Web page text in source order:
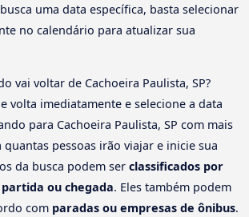
uma data específica, basta selecionar
no calendário para atualizar sua
vai voltar de Cachoeira Paulista, SP?
volta imediatamente e selecione a data
para Cachoeira Paulista, SP com mais
quantas pessoas irão viajar e inicie sua
da busca podem ser classificados por
ou chegada. Eles também podem
com paradas ou empresas de ônibus.